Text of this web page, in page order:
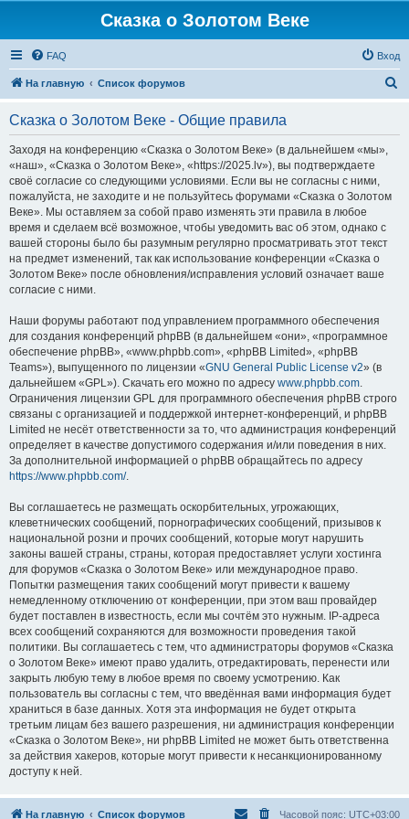
Сказка о Золотом Веке
FAQ Вход
На главную Список форумов
Сказка о Золотом Веке - Общие правила
Заходя на конференцию «Сказка о Золотом Веке» (в дальнейшем «мы»,
«наш», «Сказка о Золотом Веке», «https://2025.lv»), вы подтверждаете
своё согласие со следующими условиями. Если вы не согласны с ними,
пожалуйста, не заходите и не пользуйтесь форумами «Сказка о Золотом
Веке». Мы оставляем за собой право изменять эти правила в любое
время и сделаем всё возможное, чтобы уведомить вас об этом, однако с
вашей стороны было бы разумным регулярно просматривать этот текст
на предмет изменений, так как использование конференции «Сказка о
Золотом Веке» после обновления/исправления условий означает ваше
согласие с ними.
Наши форумы работают под управлением программного обеспечения
для создания конференций phpBB (в дальнейшем «они», «программное
обеспечение phpBB», «www.phpbb.com», «phpBB Limited», «phpBB
Teams»), выпущенного по лицензии «GNU General Public License v2» (в
дальнейшем «GPL»). Скачать его можно по адресу www.phpbb.com.
Ограничения лицензии GPL для программного обеспечения phpBB строго
связаны с организацией и поддержкой интернет-конференций, и phpBB
Limited не несёт ответственности за то, что администрация конференций
определяет в качестве допустимого содержания и/или поведения в них.
За дополнительной информацией о phpBB обращайтесь по адресу
https://www.phpbb.com/.
Вы соглашаетесь не размещать оскорбительных, угрожающих,
клеветнических сообщений, порнографических сообщений, призывов к
национальной розни и прочих сообщений, которые могут нарушить
законы вашей страны, страны, которая предоставляет услуги хостинга
для форумов «Сказка о Золотом Веке» или международное право.
Попытки размещения таких сообщений могут привести к вашему
немедленному отключению от конференции, при этом ваш провайдер
будет поставлен в известность, если мы сочтём это нужным. IP-адреса
всех сообщений сохраняются для возможности проведения такой
политики. Вы соглашаетесь с тем, что администраторы форумов «Сказка
о Золотом Веке» имеют право удалить, отредактировать, перенести или
закрыть любую тему в любое время по своему усмотрению. Как
пользователь вы согласны с тем, что введённая вами информация будет
храниться в базе данных. Хотя эта информация не будет открыта
третьим лицам без вашего разрешения, ни администрация конференции
«Сказка о Золотом Веке», ни phpBB Limited не может быть ответственна
за действия хакеров, которые могут привести к несанкционированному
доступу к ней.
На главную Список форумов Часовой пояс: UTC+03:00